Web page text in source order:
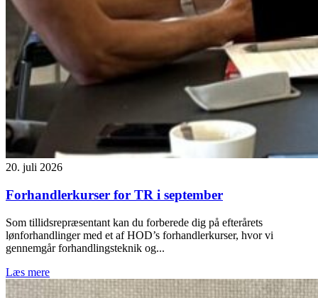
20. juli 2026
Forhandlerkurser for TR i september
Som tillidsrepræsentant kan du forberede dig på efterårets
lønforhandlinger med et af HOD’s forhandlerkurser, hvor vi
gennemgår forhandlingsteknik og...
Læs mere